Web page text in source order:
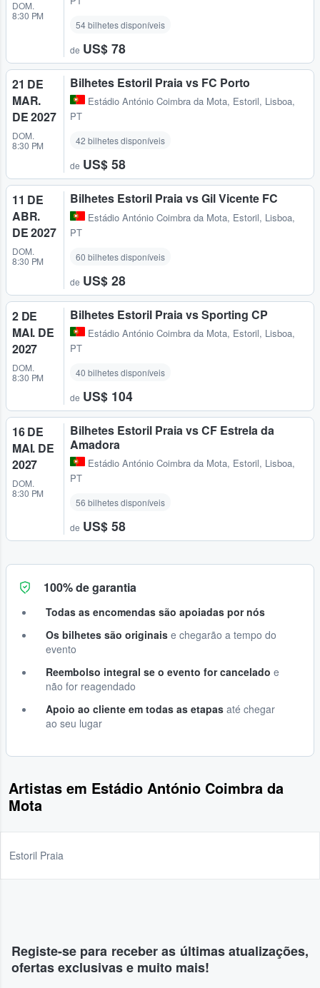
DOM.
8:30 PM
54 bilhetes disponíveis
de US$ 78
21 DE
MAR.
DE 2027
DOM.
8:30 PM
Bilhetes Estoril Praia vs FC Porto
Estádio António Coimbra da Mota, Estoril, Lisboa,
PT
42 bilhetes disponíveis
de US$ 58
11 DE
ABR.
DE 2027
DOM.
8:30 PM
Bilhetes Estoril Praia vs Gil Vicente FC
Estádio António Coimbra da Mota, Estoril, Lisboa,
PT
60 bilhetes disponíveis
de US$ 28
2 DE
MAI. DE
2027
DOM.
8:30 PM
Bilhetes Estoril Praia vs Sporting CP
Estádio António Coimbra da Mota, Estoril, Lisboa,
PT
40 bilhetes disponíveis
de US$ 104
16 DE
MAI. DE
2027
DOM.
8:30 PM
Bilhetes Estoril Praia vs CF Estrela da
Amadora
Estádio António Coimbra da Mota, Estoril, Lisboa,
PT
56 bilhetes disponíveis
de US$ 58
100% de garantia
Todas as encomendas são apoiadas por nós
Os bilhetes são originais e chegarão a tempo do
evento
Reembolso integral se o evento for cancelado e
não for reagendado
Apoio ao cliente em todas as etapas até chegar
ao seu lugar
Artistas em Estádio António Coimbra da
Mota
Estoril Praia
Registe-se para receber as últimas atualizações,
ofertas exclusivas e muito mais!